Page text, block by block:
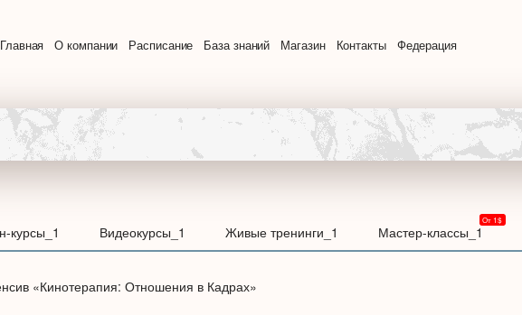
Главная О компании Расписание База знаний Магазин Контакты Федерация
курсы_1 Видеокурсы_1 Живые тренинги_1 Мастер-классы_1
«Кинотерапия: Отношения в Кадрах»